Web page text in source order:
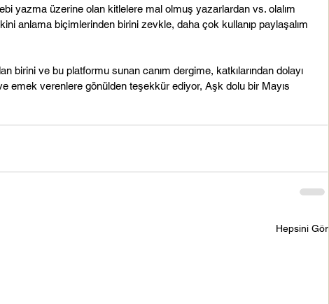
yazma üzerine olan kitlelere mal olmuş yazarlardan vs. olalım
anlama biçimlerinden birini zevkle, daha çok kullanıp paylaşalım
birini ve bu platformu sunan canım dergime, katkılarından dolayı
emek verenlere gönülden teşekkür ediyor, Aşk dolu bir Mayıs
Hepsini Gör